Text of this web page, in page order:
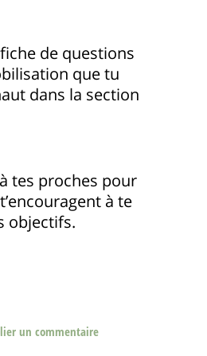
de questions
que tu
dans la section
tes proches pour
à te
objectifs.
un commentaire